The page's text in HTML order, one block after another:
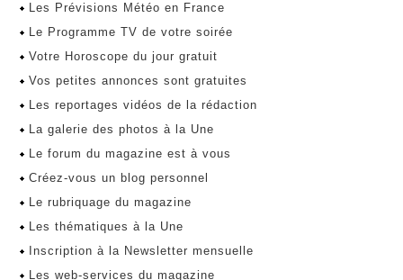
Les Prévisions Météo en France
Le Programme TV de votre soirée
Votre Horoscope du jour gratuit
Vos petites annonces sont gratuites
Les reportages vidéos de la rédaction
La galerie des photos à la Une
Le forum du magazine est à vous
Créez-vous un blog personnel
Le rubriquage du magazine
Les thématiques à la Une
Inscription à la Newsletter mensuelle
Les web-services du magazine